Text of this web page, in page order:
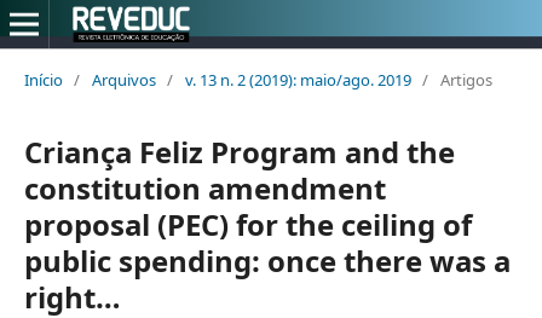
Início / Arquivos / v. 13 n. 2 (2019): maio/ago. 2019 / Artigos
Criança Feliz Program and the
constitution amendment
proposal (PEC) for the ceiling of
public spending: once there was a
right…